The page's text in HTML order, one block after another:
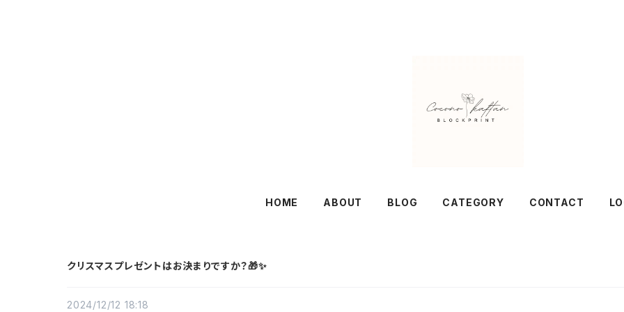
HOME ABOUT BLOG CATEGORY CONTACT
クリスマスプレゼントはお決まりですか？🎁✨
2024/12/12 18:18